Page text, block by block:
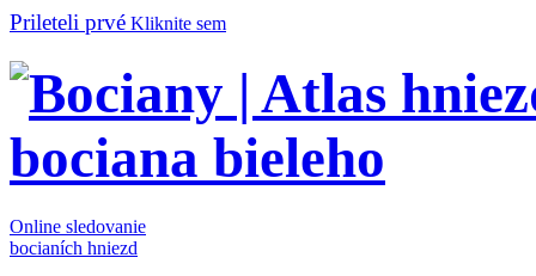
Prileteli prvé Kliknite sem
Online sledovanie
bocianích hniezd